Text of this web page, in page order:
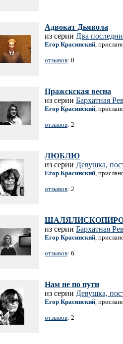
Адвокат Дьявола
из серии Два
Егор Красинский,
отзывов: 0
Пражскская весна
из серии Бархатная
Егор Красинский,
отзывов: 2
ЛЮБЛЮ
из серии Девушка,
Егор Красинский,
отзывов: 2
из серии Бархатная
Егор Красинский,
отзывов: 6
Нам не по пути
из серии Девушка,
Егор Красинский,
отзывов: 2